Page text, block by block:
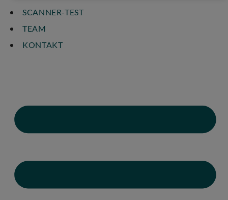
SCANNER-TEST
TEAM
KONTAKT